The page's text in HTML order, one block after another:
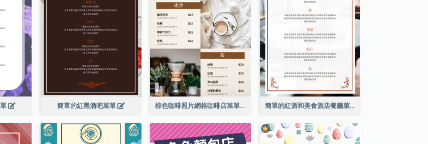
簡單的紅黑酒吧菜單 棕色咖啡照片網格咖啡店菜單 簡單的紅酒和美食酒店餐廳菜單